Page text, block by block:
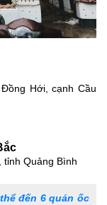
Hới, cạnh Cầu
Quảng Bình
đến 6 quán ốc